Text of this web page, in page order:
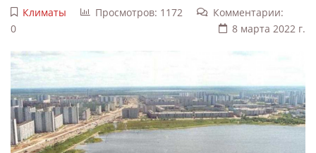
Климаты Просмотров: 1172
Комментарии:
0
8 марта 2022 г.